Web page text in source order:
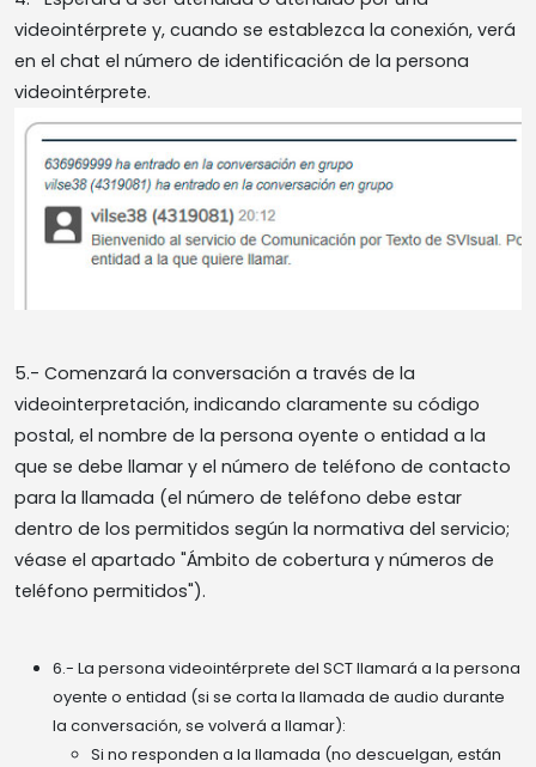
videointérprete y, cuando se establezca la conexión, verá
en el chat el número de identificación de la persona
videointérprete.
5.- Comenzará la conversación a través de la
videointerpretación, indicando claramente su código
postal, el nombre de la persona oyente o entidad a la
que se debe llamar y el número de teléfono de contacto
para la llamada (el número de teléfono debe estar
dentro de los permitidos según la normativa del servicio;
véase el apartado "Ámbito de cobertura y números de
teléfono permitidos").
6.- La persona videointérprete del SCT llamará a la persona
oyente o entidad (si se corta la llamada de audio durante
la conversación, se volverá a llamar):
Si no responden a la llamada (no descuelgan, están